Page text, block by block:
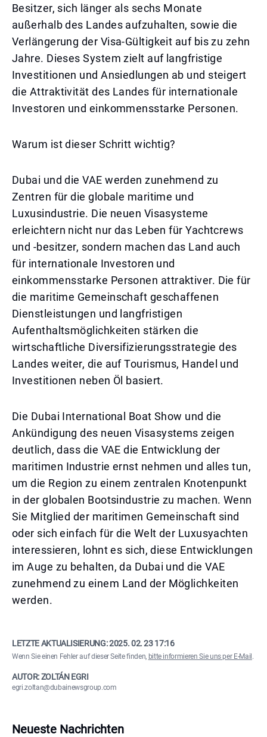
Besitzer, sich länger als sechs Monate
außerhalb des Landes aufzuhalten, sowie die
Verlängerung der Visa-Gültigkeit auf bis zu zehn
Jahre. Dieses System zielt auf langfristige
Investitionen und Ansiedlungen ab und steigert
die Attraktivität des Landes für internationale
Investoren und einkommensstarke Personen.
Warum ist dieser Schritt wichtig?
Dubai und die VAE werden zunehmend zu
Zentren für die globale maritime und
Luxusindustrie. Die neuen Visasysteme
erleichtern nicht nur das Leben für Yachtcrews
und -besitzer, sondern machen das Land auch
für internationale Investoren und
einkommensstarke Personen attraktiver. Die für
die maritime Gemeinschaft geschaffenen
Dienstleistungen und langfristigen
Aufenthaltsmöglichkeiten stärken die
wirtschaftliche Diversifizierungsstrategie des
Landes weiter, die auf Tourismus, Handel und
Investitionen neben Öl basiert.
Die Dubai International Boat Show und die
Ankündigung des neuen Visasystems zeigen
deutlich, dass die VAE die Entwicklung der
maritimen Industrie ernst nehmen und alles tun,
um die Region zu einem zentralen Knotenpunkt
in der globalen Bootsindustrie zu machen. Wenn
Sie Mitglied der maritimen Gemeinschaft sind
oder sich einfach für die Welt der Luxusyachten
interessieren, lohnt es sich, diese Entwicklungen
im Auge zu behalten, da Dubai und die VAE
zunehmend zu einem Land der Möglichkeiten
werden.
LETZTE AKTUALISIERUNG:2025. 02. 23 17:16
Wenn Sie einen Fehler auf dieser Seite finden, bitte informieren Sie uns per E-Mail .
AUTOR: ZOLTÁN EGRI
egri.zoltan@dubainewsgroup.com
Neueste Nachrichten